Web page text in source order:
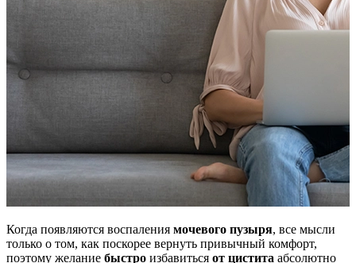
Когда появляются воспаления мочевого пузыря, все мысли
только о том, как поскорее вернуть привычный комфорт,
поэтому желание быстро избавиться от цистита абсолютно